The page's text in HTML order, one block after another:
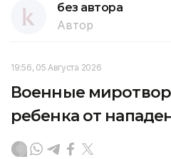
без автора
Автор
19:56, 05 Августа 2026
Военные
ребенка от